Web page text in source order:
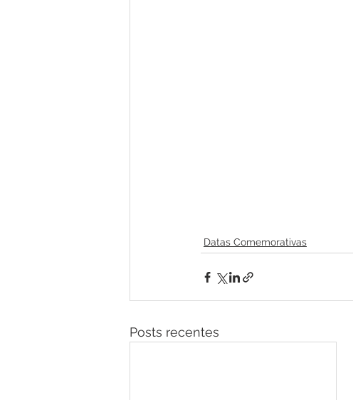
Datas Comemorativas
Posts recentes